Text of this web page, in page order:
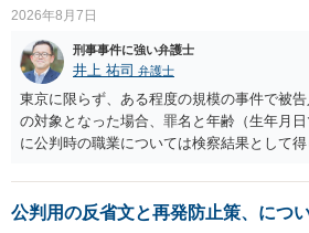
2026年8月7日
刑事事件に強い弁護士
井上 祐司 弁護士
東京に限らず、ある程度の規模の事件で被
の対象となった場合、罪名と年齢（生年月
に公判時の職業については検察結果として
公判用の反省文と再発防止策、につ